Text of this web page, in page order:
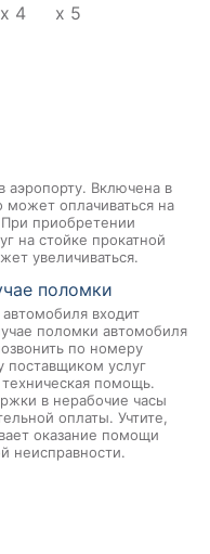
x 4 x 5
аэропорту. Включена в
оплачиваться на
приобретении
на стойке прокатной
увеличиваться.
поломки
входит
поломки автомобиля
по номеру
поставщиком услуг
техническая помощь.
в нерабочие часы
оплаты. Учтите,
оказание помощи
неисправности.